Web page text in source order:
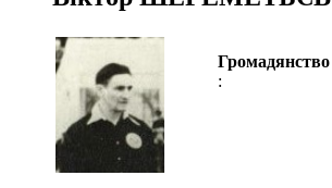
Громадянство
: